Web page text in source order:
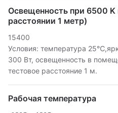
Освещенность при 6500 K
расстоянии 1 метр)
15400
Условия: температура
300 Вт, освещенность в
тестовое расстояние 1 м.
Рабочая температура